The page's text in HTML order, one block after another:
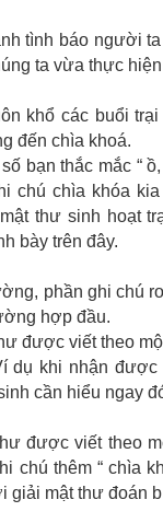
tình báo người
ta vừa thực
khổ các buổi
đến chìa khoá.
bạn thắc mắc “
chú chìa khóa
thư sinh hoạt
bày trên đây.
phần ghi chú
hợp đầu.
được viết theo
dụ khi nhận
cần hiểu ngay
được viết theo
chú thêm “ chìa
giải mật thư đoán